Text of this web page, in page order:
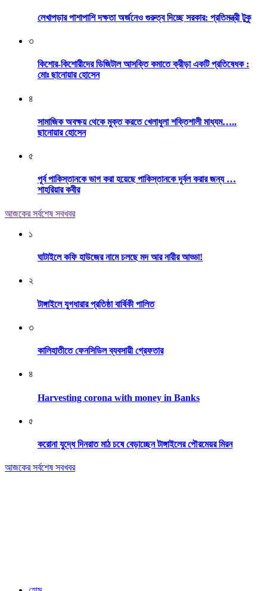
লেখাপড়ার পাশাপাশি দক্ষতা অর্জনেও গুরুত্ব দিচ্ছে সরকার: প্রতিমন্ত্রী টুকু
৩
কিশোর-কিশোরীদের ডিজিটাল আসক্তি কমাতে ক্রীড়া একটি প্রতিষেধক :
মোঃ ছানোয়ার হোসেন
৪
সামাজিক অবক্ষয় থেকে মুক্ত করতে খেলাধুলা শক্তিশালী মাধ্যম…..
ছানোয়ার হোসেন
৫
পূর্ব পাকিস্তানকে ভাগ করা হয়েছে পাকিস্তানকে দূর্বল করার জন্য …
শাহরিয়ার কবীর
আজকের সর্বশেষ সবখবর
১
ঘাটাইলে কফি হাউজের নামে চলছে মদ আর নারীর আড্ডা!
২
টাঙ্গাইলে যুগধারার প্রতিষ্ঠা বার্ষিকী পালিত
৩
কালিহাতীতে ফেনসিডিল ব্যবসায়ী গ্রেফতার
৪
Harvesting corona with money in Banks
৫
করোনা যুদ্ধে দিনরাত মাঠ চষে বেড়াচ্ছেন টাঙ্গাইলের পৌরমেয়র মিরন
আজকের সর্বশেষ সবখবর